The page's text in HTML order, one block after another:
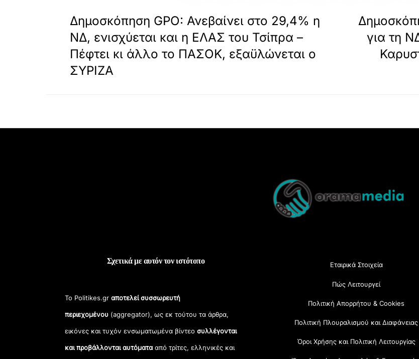
Δημοσκόπηση GPO: Ανεβαίνει στο 29,4% η
ΝΔ, ενισχύεται και η ΕΛΑΣ του Τσίπρα –
Πέφτει κι άλλο το ΠΑΣΟΚ, εξαϋλώνεται ο
ΣΥΡΙΖΑ
για τη
Top
Σχετικά με αυτόν τον ιστότοπο
Το Politikes.grαποτελεί συσσωρευτή
περιεχομένου (aggregator), ως εκ τούτου τα άρθρα,
εικόνες και τυχόν ενσωματωμένα βίντεοσυλλέγονται
και προβάλλονται αυτόματααπό τρίτες, ελληνικές και
Εταιρικά Στοιχεία
Πώς Λειτουργεί
Πολιτική Απορρήτου & Cookies
Πολιτική Πλουραλισμού και Διαφάνειας
Όροι Χρήσης και Πολιτική Λειτουργίας